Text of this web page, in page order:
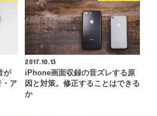
が
・ア
2017.10.13
iPhone画面収録の音ズレする原
因と対策。修正することはできる
か